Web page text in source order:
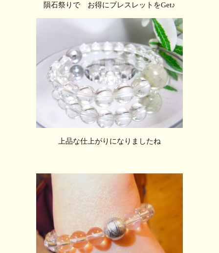
隕石祭りで お得にブレスレットをGet♪
上品な仕上がりになりましたね